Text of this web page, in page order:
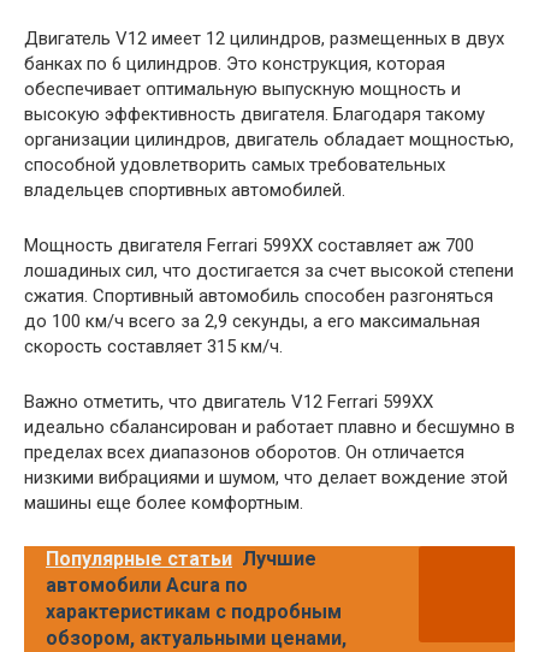
Двигатель V12 имеет 12 цилиндров, размещенных в двух
банках по 6 цилиндров. Это конструкция, которая
обеспечивает оптимальную выпускную мощность и
высокую эффективность двигателя. Благодаря такому
организации цилиндров, двигатель обладает мощностью,
способной удовлетворить самых требовательных
владельцев спортивных автомобилей.
Мощность двигателя Ferrari 599XX составляет аж 700
лошадиных сил, что достигается за счет высокой степени
сжатия. Спортивный автомобиль способен разгоняться
до 100 км/ч всего за 2,9 секунды, а его максимальная
скорость составляет 315 км/ч.
Важно отметить, что двигатель V12 Ferrari 599XX
идеально сбалансирован и работает плавно и бесшумно в
пределах всех диапазонов оборотов. Он отличается
низкими вибрациями и шумом, что делает вождение этой
машины еще более комфортным.
Популярные статьи Лучшие
автомобили Acura по
характеристикам с подробным
обзором, актуальными ценами,